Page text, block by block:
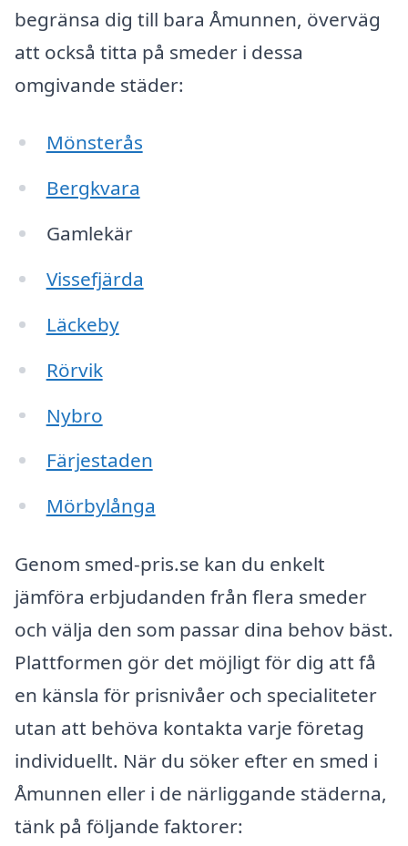
begränsa dig till bara Åmunnen, överväg
att också titta på smeder i dessa
omgivande städer:
Mönsterås
Bergkvara
Gamlekär
Vissefjärda
Läckeby
Rörvik
Nybro
Färjestaden
Mörbylånga
Genom smed-pris.se kan du enkelt
jämföra erbjudanden från flera smeder
och välja den som passar dina behov bäst.
Plattformen gör det möjligt för dig att få
en känsla för prisnivåer och specialiteter
utan att behöva kontakta varje företag
individuellt. När du söker efter en smed i
Åmunnen eller i de närliggande städerna,
tänk på följande faktorer: